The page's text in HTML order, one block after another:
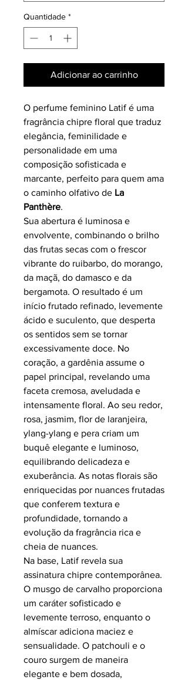
Quantidade *
Adicionar ao carrinho
O perfume feminino Latif é uma
fragrância chipre floral que traduz
elegância, feminilidade e
personalidade em uma
composição sofisticada e
marcante, perfeito para quem ama
o caminho olfativo de La
Panthère.
Sua abertura é luminosa e
envolvente, combinando o brilho
das frutas secas com o frescor
vibrante do ruibarbo, do morango,
da maçã, do damasco e da
bergamota. O resultado é um
início frutado refinado, levemente
ácido e suculento, que desperta
os sentidos sem se tornar
excessivamente doce. No
coração, a gardênia assume o
papel principal, revelando uma
faceta cremosa, aveludada e
intensamente floral. Ao seu redor,
rosa, jasmim, flor de laranjeira,
ylang-ylang e pera criam um
buquê elegante e luminoso,
equilibrando delicadeza e
exuberância. As notas florais são
enriquecidas por nuances frutadas
que conferem textura e
profundidade, tornando a
evolução da fragrância rica e
cheia de nuances.
Na base, Latif revela sua
assinatura chipre contemporânea.
O musgo de carvalho proporciona
um caráter sofisticado e
levemente terroso, enquanto o
almíscar adiciona maciez e
sensualidade. O patchouli e o
couro surgem de maneira
elegante e bem dosada,